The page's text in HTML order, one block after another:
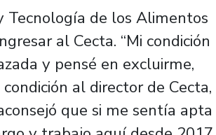
Tecnología de los Alimentos
al Cecta. “Mi condición
y pensé en excluirme,
al director de Cecta,
que si me sentía apta